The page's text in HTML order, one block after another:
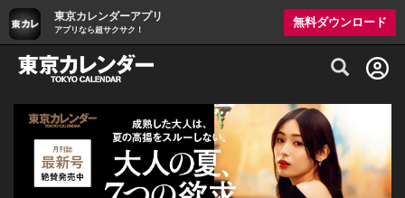
東京カレンダーアプリ
アプリなら超サクサク！
無料ダウンロード
グルメ情報・プレミアムレストラン予約